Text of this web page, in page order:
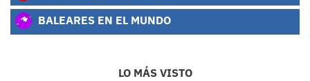
BALEARES EN EL MUNDO
LO MÁS VISTO